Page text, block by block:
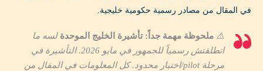
الخطوة 2: اختيار نوع التأشيرة
الخطوة 3: ملء البيانات الشخصية
الخطوة 4: رفع الأوراق المطلوبة
في المقال من مصادر رسمية حكومية خليجية.
⚠️ ملحوظة مهمة جداً: تأشيرة الخليج الموحدة لسه ما
اتطلقتش رسمياً للجمهور في مايو 2026. التأشيرة في
مرحلة pilot/اختبار محدود. كل المعلومات في المقال من